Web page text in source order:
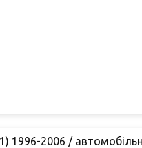
1996-2006 /